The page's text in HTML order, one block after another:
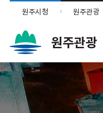
원주시청 원주관광
원주관광